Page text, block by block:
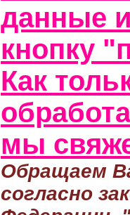
данные
кнопку
Как
мы
Обращаем
согласно